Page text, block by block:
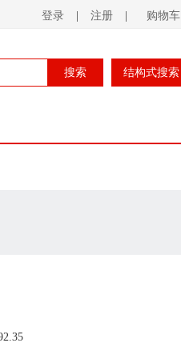
登录 注册 购物车
搜索 结构式搜索